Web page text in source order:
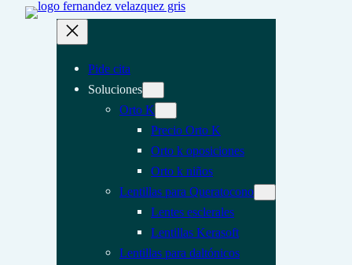
Pide cita
Soluciones
Orto K
Precio Orto K
Orto k oposiciones
Orto k niños
Lentillas para Queratocono
Lentes esclerales
Lentillas Kerasoft
Lentillas para daltónicos